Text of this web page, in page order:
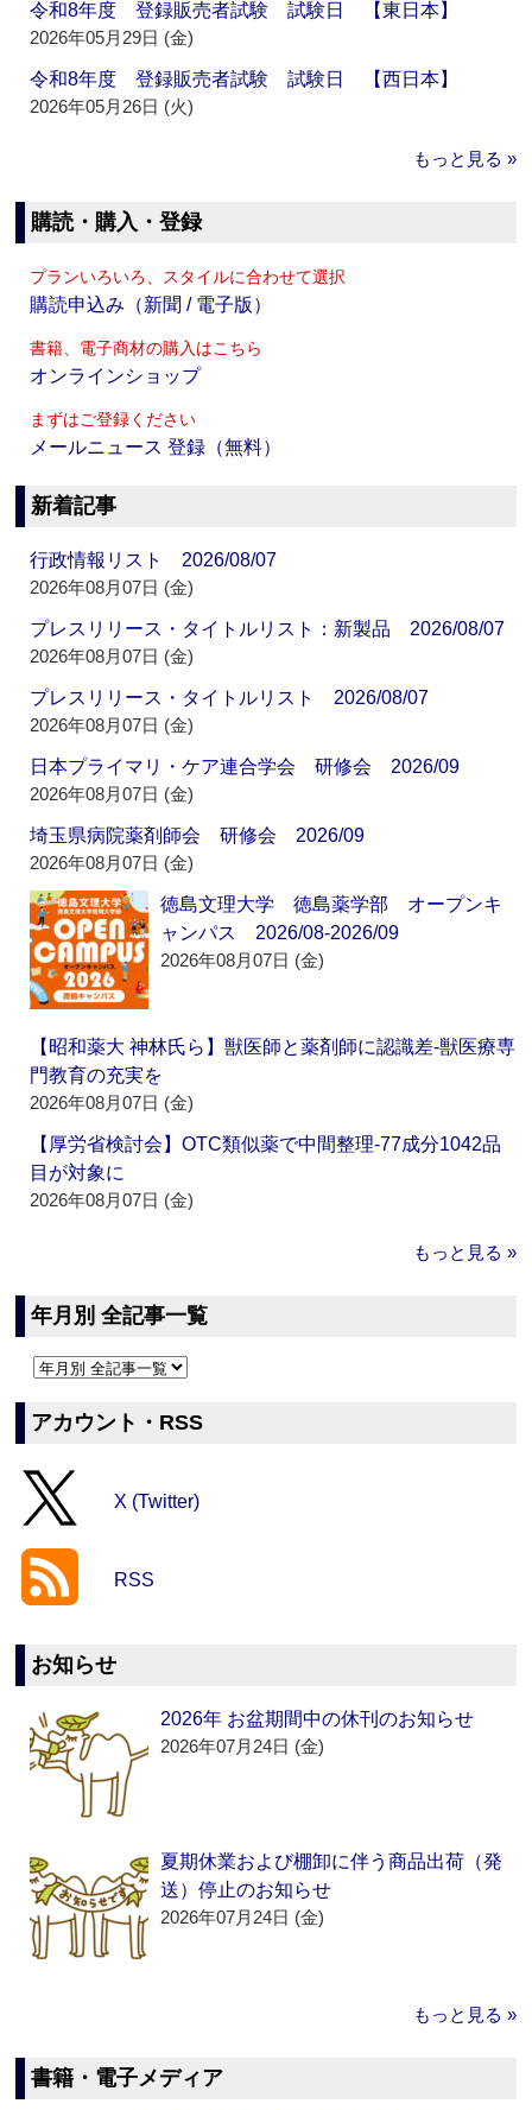
令和8年度 登録販売者試験 試験日 【東日本】
2026年05月29日 (金)
令和8年度 登録販売者試験 試験日 【西日本】
2026年05月26日 (火)
もっと見る »
購読・購入・登録
プランいろいろ、スタイルに合わせて選択
購読申込み（新聞 / 電子版）
書籍、電子商材の購入はこちら
オンラインショップ
まずはご登録ください
メールニュース 登録（無料）
新着記事
行政情報リスト 2026/08/07
2026年08月07日 (金)
プレスリリース・タイトルリスト：新製品 2026/08/07
2026年08月07日 (金)
プレスリリース・タイトルリスト 2026/08/07
2026年08月07日 (金)
日本プライマリ・ケア連合学会 研修会 2026/09
2026年08月07日 (金)
埼玉県病院薬剤師会 研修会 2026/09
2026年08月07日 (金)
徳島文理大学 徳島薬学部 オープンキ
ャンパス 2026/08-2026/09
2026年08月07日 (金)
【昭和薬大 神林氏ら】獣医師と薬剤師に認識差‐獣医療専
門教育の充実を
2026年08月07日 (金)
【厚労省検討会】OTC類似薬で中間整理‐77成分1042品
目が対象に
2026年08月07日 (金)
もっと見る »
年月別 全記事一覧
アカウント・RSS
X (Twitter)
RSS
お知らせ
2026年 お盆期間中の休刊のお知らせ
2026年07月24日 (金)
夏期休業および棚卸に伴う商品出荷（発
送）停止のお知らせ
2026年07月24日 (金)
もっと見る »
書籍・電子メディア